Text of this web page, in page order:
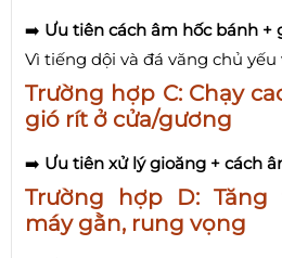
➡️ Ưu tiên cách âm hốc bánh +
Vì tiếng dội và đá văng chủ
Trường hợp C: Chạy
gió rít ở cửa/gương
➡️ Ưu tiên xử lý gioăng + cách
Trường hợp D:
máy gằn, rung vọng